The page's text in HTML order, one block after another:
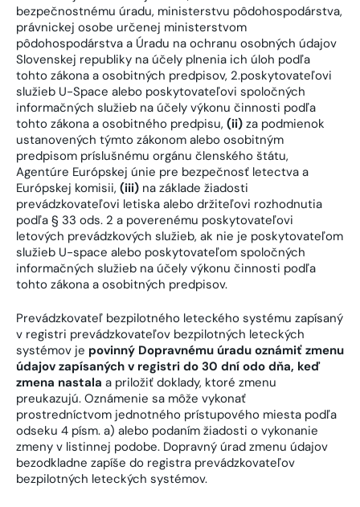
bezpečnostnému úradu, ministerstvu pôdohospodárstva,
právnickej osobe určenej ministerstvom
pôdohospodárstva a Úradu na ochranu osobných údajov
Slovenskej republiky na účely plnenia ich úloh podľa
tohto zákona a osobitných predpisov, 2.poskytovateľovi
služieb U-Space alebo poskytovateľovi spoločných
informačných služieb na účely výkonu činnosti podľa
tohto zákona a osobitného predpisu, (ii) za podmienok
ustanovených týmto zákonom alebo osobitným
predpisom príslušnému orgánu členského štátu,
Agentúre Európskej únie pre bezpečnosť letectva a
Európskej komisii, (iii) na základe žiadosti
prevádzkovateľovi letiska alebo držiteľovi rozhodnutia
podľa § 33 ods. 2 a poverenému poskytovateľovi
letových prevádzkových služieb, ak nie je poskytovateľom
služieb U-space alebo poskytovateľom spoločných
informačných služieb na účely výkonu činnosti podľa
tohto zákona a osobitných predpisov.
Prevádzkovateľ bezpilotného leteckého systému zapísaný
v registri prevádzkovateľov bezpilotných leteckých
systémov je povinný Dopravnému úradu oznámiť zmenu
údajov zapísaných v registri do 30 dní odo dňa, keď
zmena nastala a priložiť doklady, ktoré zmenu
preukazujú. Oznámenie sa môže vykonať
prostredníctvom jednotného prístupového miesta podľa
odseku 4 písm. a) alebo podaním žiadosti o vykonanie
zmeny v listinnej podobe. Dopravný úrad zmenu údajov
bezodkladne zapíše do registra prevádzkovateľov
bezpilotných leteckých systémov.